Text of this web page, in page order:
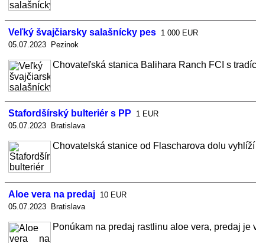
Veľký švajčiarsky salašnícky pes 1 000 EUR
05.07.2023 Pezinok
Chovateľská stanica Balihara Ranch FCI s
Stafordšírský bulteriér s PP
1 EUR
05.07.2023 Bratislava
Chovatelská stanice od Flascharova dolu
Aloe vera na predaj 10 EUR
05.07.2023 Bratislava
Ponúkam na predaj rastlinu aloe vera, predaj je